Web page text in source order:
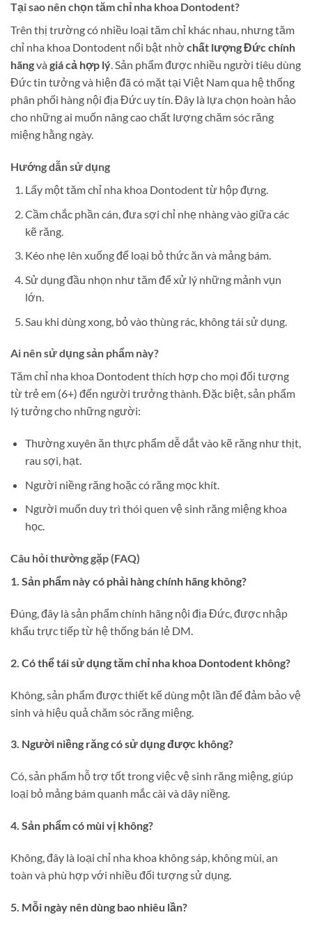
Tại sao nên chọn tăm chỉ nha khoa Dontodent?
Trên thị trường có nhiều loại tăm chỉ khác nhau, nhưng tăm
chỉ nha khoa Dontodent nổi bật nhờ chất lượng Đức chính
hãngvà giá cả hợp lý. Sản phẩm được nhiều người tiêu dùng
Đức tin tưởng và hiện đã có mặt tại Việt Nam qua hệ thống
phân phối hàng nội địa Đức uy tín. Đây là lựa chọn hoàn hảo
cho những ai muốn nâng cao chất lượng chăm sóc răng
miệng hằng ngày.
Hướng dẫn sử dụng
Lấy một tăm chỉ nha khoa Dontodent từ hộp đựng.
Cầm chắc phần cán, đưa sợi chỉ nhẹ nhàng vào giữa các
kẽ răng.
Kéo nhẹ lên xuống để loại bỏ thức ăn và mảng bám.
Sử dụng đầu nhọn như tăm để xử lý những mảnh vụn
lớn.
Sau khi dùng xong, bỏ vào thùng rác, không tái sử dụng.
Ai nên sử dụng sản phẩm này?
Tăm chỉ nha khoa Dontodent thích hợp cho mọi đối tượng
từ trẻ em (6+) đến người trưởng thành. Đặc biệt, sản phẩm
lý tưởng cho những người:
Thường xuyên ăn thực phẩm dễ dắt vào kẽ răng như thịt,
rau sợi, hạt.
Người niềng răng hoặc có răng mọc khít.
Người muốn duy trì thói quen vệ sinh răng miệng khoa
học.
Câu hỏi thường gặp (FAQ)
1. Sản phẩm này có phải hàng chính hãng không?
Đúng, đây là sản phẩm chính hãng nội địa Đức, được nhập
khẩu trực tiếp từ hệ thống bán lẻ DM.
2. Có thể tái sử dụng tăm chỉ nha khoa Dontodent không?
Không, sản phẩm được thiết kế dùng một lần để đảm bảo vệ
sinh và hiệu quả chăm sóc răng miệng.
3. Người niềng răng có sử dụng được không?
Có, sản phẩm hỗ trợ tốt trong việc vệ sinh răng miệng, giúp
loại bỏ mảng bám quanh mắc cài và dây niềng.
4. Sản phẩm có mùi vị không?
Không, đây là loại chỉ nha khoa không sáp, không mùi, an
toàn và phù hợp với nhiều đối tượng sử dụng.
5. Mỗi ngày nên dùng bao nhiêu lần?